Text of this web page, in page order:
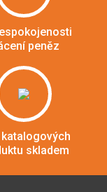
peněz
katalogových
skladem